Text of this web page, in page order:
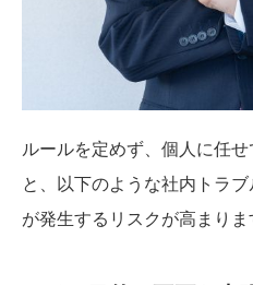
ルールを定めず、個人に任
と、以下のような社内トラ
が発生するリスクが高まりま